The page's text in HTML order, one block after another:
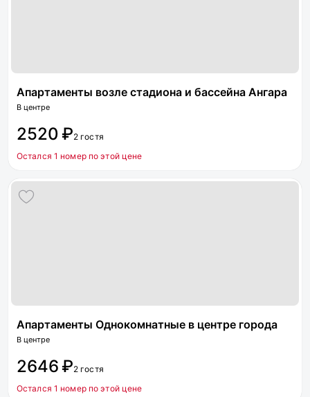
Апартаменты возле стадиона и бассейна Ангара
В центре
2520 ₽2 гостя
Остался 1 номер по этой цене
Апартаменты Однокомнатные в центре города
В центре
2646 ₽2 гостя
Остался 1 номер по этой цене